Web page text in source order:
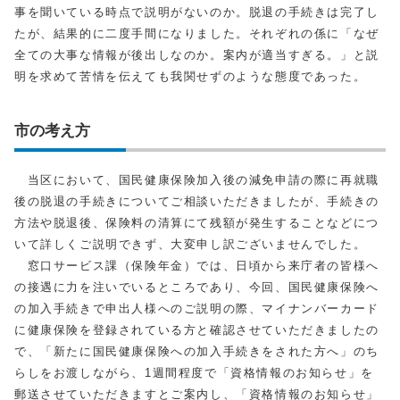
事を聞いている時点で説明がないのか。脱退の手続きは完了し
たが、結果的に二度手間になりました。それぞれの係に「なぜ
全ての大事な情報が後出しなのか。案内が適当すぎる。」と説
明を求めて苦情を伝えても我関せずのような態度であった。
市の考え方
当区において、国民健康保険加入後の減免申請の際に再就職
後の脱退の手続きについてご相談いただきましたが、手続きの
方法や脱退後、保険料の清算にて残額が発生することなどにつ
いて詳しくご説明できず、大変申し訳ございませんでした。
窓口サービス課（保険年金）では、日頃から来庁者の皆様へ
の接遇に力を注いでいるところであり、今回、国民健康保険へ
の加入手続きで申出人様へのご説明の際、マイナンバーカード
に健康保険を登録されている方と確認させていただきましたの
で、「新たに国民健康保険への加入手続きをされた方へ」のち
らしをお渡しながら、1週間程度で「資格情報のお知らせ」を
郵送させていただきますとご案内し、「資格情報のお知らせ」